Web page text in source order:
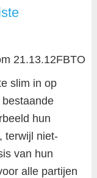
FBTO
slim in op
hun
terwijl niet-
van hun
alle partijen